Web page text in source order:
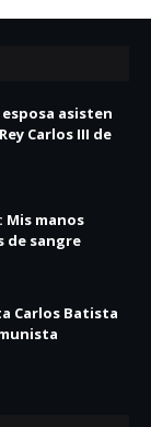
esposa asisten
Carlos III de
Mis manos
de sangre
Carlos Batista